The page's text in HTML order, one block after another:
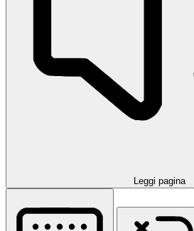
Leggi pagina